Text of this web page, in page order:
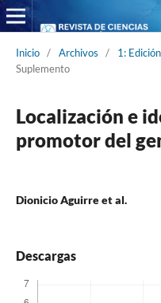
Inicio / Archivos / 1:
Suplemento
Localización e
promotor del
Dionicio Aguirre et al.
Descargas